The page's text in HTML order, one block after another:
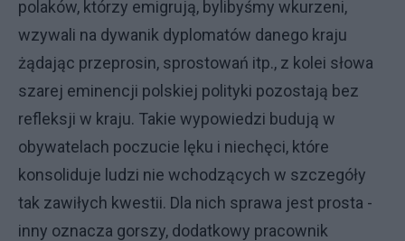
polaków, którzy emigrują, bylibyśmy wkurzeni,
wzywali na dywanik dyplomatów danego kraju
żądając przeprosin, sprostowań itp., z kolei słowa
szarej eminencji polskiej polityki pozostają bez
refleksji w kraju. Takie wypowiedzi budują w
obywatelach poczucie lęku i niechęci, które
konsoliduje ludzi nie wchodzących w szczegóły
tak zawiłych kwestii. Dla nich sprawa jest prosta -
inny oznacza gorszy, dodatkowy pracownik